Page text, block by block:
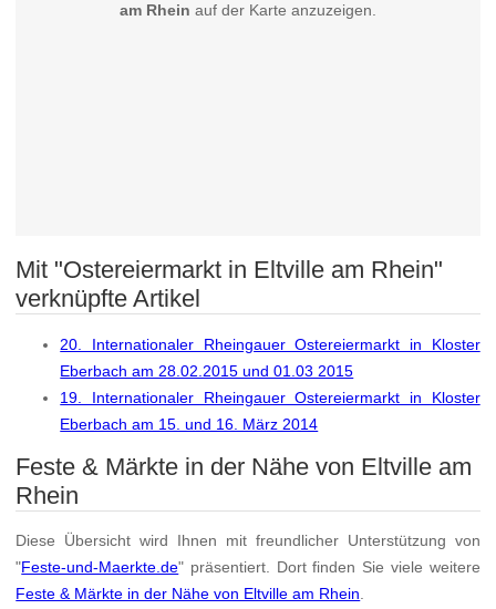
am Rhein auf der Karte anzuzeigen.
Mit "Ostereiermarkt in Eltville am Rhein"
verknüpfte Artikel
20. Internationaler Rheingauer Ostereiermarkt in Kloster
Eberbach am 28.02.2015 und 01.03 2015
19. Internationaler Rheingauer Ostereiermarkt in Kloster
Eberbach am 15. und 16. März 2014
Feste & Märkte in der Nähe von Eltville am
Rhein
Diese Übersicht wird Ihnen mit freundlicher Unterstützung von
"Feste-und-Maerkte.de" präsentiert. Dort finden Sie viele weitere
Feste & Märkte in der Nähe von Eltville am Rhein.